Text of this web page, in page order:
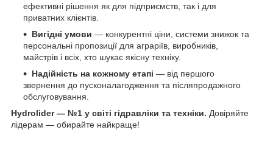
ефективні рішення як для підприємств, так і для
приватних клієнтів.
Вигідні умови — конкурентні ціни, системи знижок та
персональні пропозиції для аграріїв, виробників,
майстрів і всіх, хто шукає якісну техніку.
Надійність на кожному етапі — від першого
звернення до пусконалагодження та післяпродажного
обслуговування.
Hydrolider — №1 у світі гідравліки та техніки. Довіряйте
лідерам — обирайте найкраще!